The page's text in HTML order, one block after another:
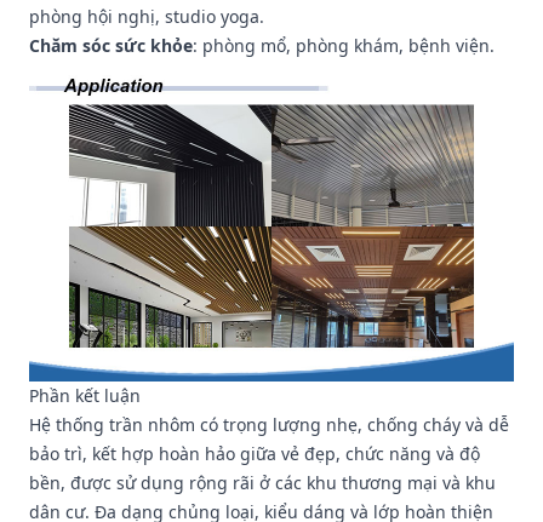
phòng hội nghị, studio yoga.
Chăm sóc sức khỏe: phòng mổ, phòng khám, bệnh viện.
Phần kết luận
Hệ thống trần nhôm có trọng lượng nhẹ, chống cháy và dễ
bảo trì, kết hợp hoàn hảo giữa vẻ đẹp, chức năng và độ
bền, được sử dụng rộng rãi ở các khu thương mại và khu
dân cư. Đa dạng chủng loại, kiểu dáng và lớp hoàn thiện